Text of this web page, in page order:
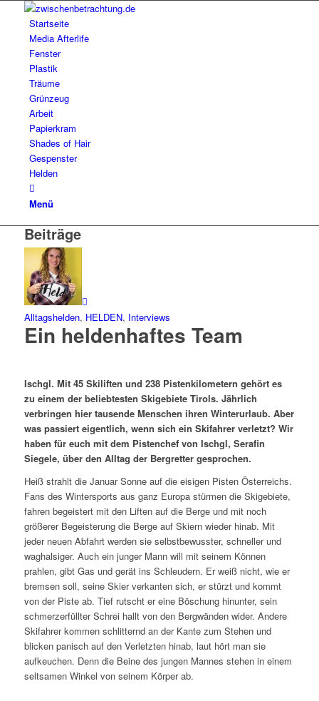
Startseite
Media Afterlife
Fenster
Plastik
Träume
Grünzeug
Arbeit
Papierkram
Shades of Hair
Gespenster
Helden
Menü
Beiträge
Alltagshelden, HELDEN, Interviews
Ein heldenhaftes Team
Ischgl. Mit 45 Skiliften und 238 Pistenkilometern gehört es
zu einem der beliebtesten Skigebiete Tirols. Jährlich
verbringen hier tausende Menschen ihren Winterurlaub. Aber
was passiert eigentlich, wenn sich ein Skifahrer verletzt? Wir
haben für euch mit dem Pistenchef von Ischgl, Serafin
Siegele, über den Alltag der Bergretter gesprochen.
Heiß strahlt die Januar Sonne auf die eisigen Pisten Österreichs.
Fans des Wintersports aus ganz Europa stürmen die Skigebiete,
fahren begeistert mit den Liften auf die Berge und mit noch
größerer Begeisterung die Berge auf Skiern wieder hinab. Mit
jeder neuen Abfahrt werden sie selbstbewusster, schneller und
waghalsiger. Auch ein junger Mann will mit seinem Können
prahlen, gibt Gas und gerät ins Schleudern. Er weiß nicht, wie er
bremsen soll, seine Skier verkanten sich, er stürzt und kommt
von der Piste ab. Tief rutscht er eine Böschung hinunter, sein
schmerzerfüllter Schrei hallt von den Bergwänden wider. Andere
Skifahrer kommen schlitternd an der Kante zum Stehen und
blicken panisch auf den Verletzten hinab, laut hört man sie
aufkeuchen. Denn die Beine des jungen Mannes stehen in einem
seltsamen Winkel von seinem Körper ab.